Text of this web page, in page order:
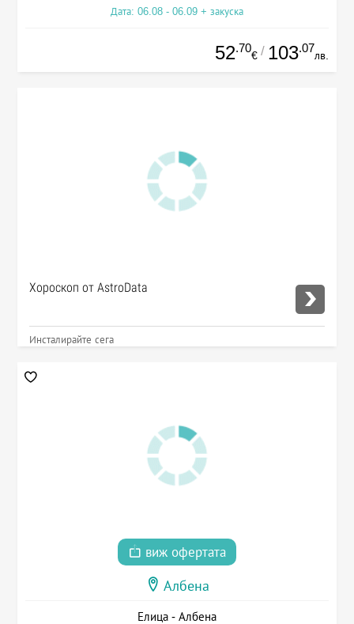
Дата: 06.08 - 06.09 + закуска
52.70
€ / 103.07
лв.
Хороскоп от AstroData
Инсталирайте сега
виж офертата
Албена
Елица - Албена